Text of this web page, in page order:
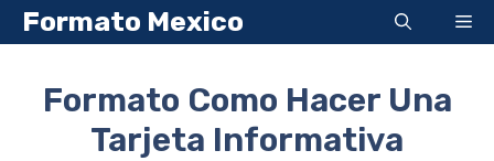
Saltar
al
Formato Mexico
Formato Como Hacer Una
Tarjeta Informativa